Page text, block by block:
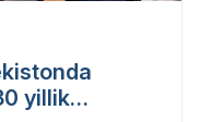
yillik